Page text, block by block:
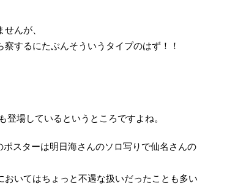
んが、
するにたぶんそういうタイプのはず！！
登場しているというところですよね。
ポスターは明日海さんのソロ写りで仙名さんの
いてはちょっと不遇な扱いだったことも多い